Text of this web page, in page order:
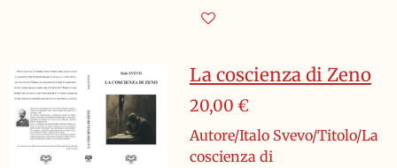
La coscienza di Zeno
20,00 €
Autore/Italo Svevo/Titolo/La
coscienza di